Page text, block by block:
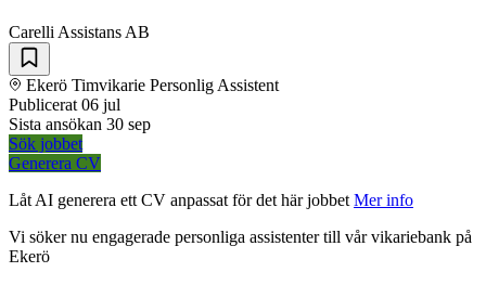
Carelli Assistans AB
Ekerö Timvikarie Personlig Assistent
Publicerat 06 jul
Sista ansökan 30 sep
Sök jobbet
Generera CV
Låt AI generera ett CV anpassat för det här jobbet Mer info
Vi söker nu engagerade personliga assistenter till vår vikariebank på
Ekerö